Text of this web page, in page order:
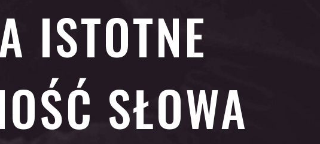
ISTOTNE
SŁOWA